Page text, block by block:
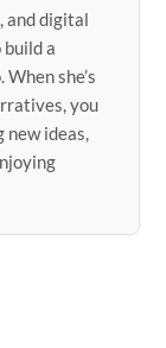
and digital
a
she’s
you
new ideas,